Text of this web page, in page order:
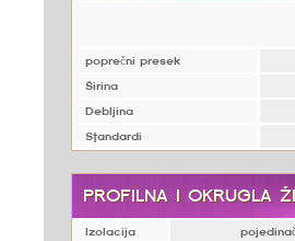
poprečni presek
Širina
Debljina
Standardi
PROFILNA I OKRUGLA
Izolacija